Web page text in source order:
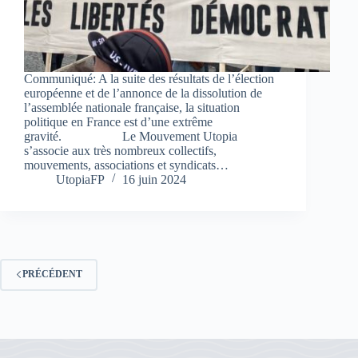
Communiqué: A la suite des résultats de l’élection
européenne et de l’annonce de la dissolution de
l’assemblée nationale française, la situation
politique en France est d’une extrême
gravité. Le Mouvement Utopia
s’associe aux très nombreux collectifs,
mouvements, associations et syndicats…
UtopiaFP
16 juin 2024
PRÉCÉDENT